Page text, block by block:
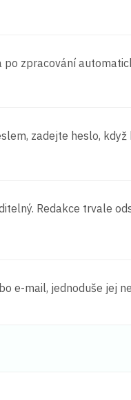
zpracování
zadejte heslo,
Redakce trvale
e-mail, jednoduše jej